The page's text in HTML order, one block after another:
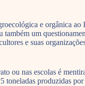
e orgânica
um
e suas
ou nas escolas é
toneladas produzidas